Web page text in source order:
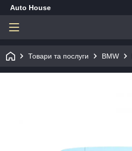
Auto House
Товари та послуги BMW